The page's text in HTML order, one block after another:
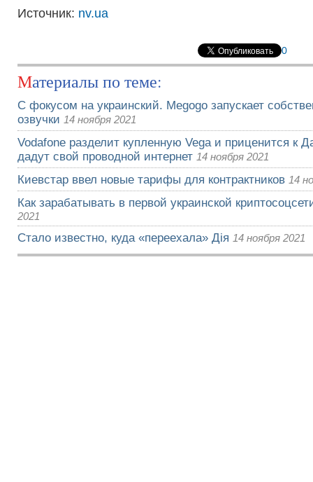
Источник: nv.ua
0
Материалы по теме:
С фокусом на украинский. Megogo запускает
озвучки 14 ноября 2021
Vodafone разделит купленную Vega и приценится к
дадут свой проводной интернет 14 ноября 2021
Киевстар ввел новые тарифы для контрактников 14
Как зарабатывать в первой украинской
2021
Стало известно, куда «переехала» Дія 14 ноября 2021